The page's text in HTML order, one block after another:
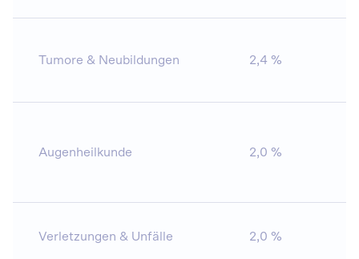
Tumore & Neubildungen 2,4 %
Augenheilkunde 2,0 %
Verletzungen & Unfälle 2,0 %